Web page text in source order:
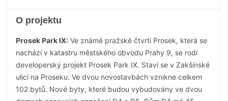
O projektu
Prosek Park IX: Ve známé pražské čtvrti Prosek, která se
nachází v katastru městského obvodu Prahy 9, se rodí
developerský projekt Prosek Park IX. Staví se v Zakšínské
ulici na Proseku. Ve dvou novostavbách vznikne celkem
102 bytů. Nové byty, které budou vybudovány ve dvou